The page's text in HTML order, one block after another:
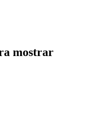
mostrar